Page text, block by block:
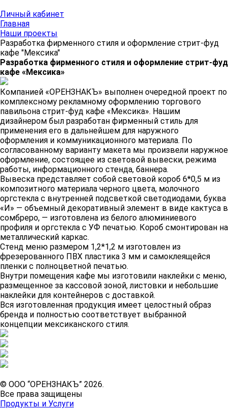
Личный кабинет
Главная
Наши проекты
Разработка фирменного стиля и оформление стрит-фуд
кафе "Мексика"
Разработка фирменного стиля и оформление стрит-фуд
кафе «Мексика»
Компанией «ОРЕНЗНАКЪ» выполнен очередной проект по
комплексному рекламному оформлению торгового
павильона стрит-фуд кафе «Мексика». Нашим
дизайнером был разработан фирменный стиль для
применения его в дальнейшем для наружного
оформления и коммуникационного материала. По
согласованному варианту макета мы произвели наружное
оформление, состоящее из световой вывески, режима
работы, информационного стенда, баннера.
Вывеска представляет собой световой короб 6*0,5 м из
композитного материала черного цвета, молочного
оргстекла с внутренней подсветкой светодиодами, буква
«И» — объемный декоративный элемент в виде кактуса в
сомбреро, — изготовлена из белого алюминиевого
профиля и оргстекла с УФ печатью. Короб смонтирован на
металлический каркас.
Стенд меню размером 1,2*1,2 м изготовлен из
фрезерованного ПВХ пластика 3 мм и самоклеящейся
пленки с полноцветной печатью.
Внутри помещения кафе мы изготовили наклейки с меню,
размещенное за кассовой зоной, листовки и небольшие
наклейки для контейнеров с доставкой.
Вся изготовленная продукция имеет целостный образ
бренда и полностью соответствует выбранной
концепции мексиканского стиля.
© ООО “ОРЕНЗНАКЪ” 2026.
Все права защищены
Продукты и Услуги